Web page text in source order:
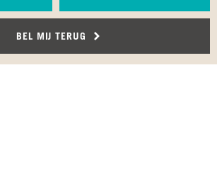
BEL MIJ TERUG